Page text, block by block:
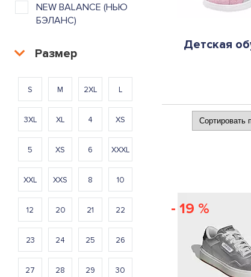
NEW BALANCE (НЬЮ
БЭЛАНС)
Размер
S M 2XL L
3XL XL 4 XS
5 XS 6 XXXL
XXL XXS 8 10
12 20 21 22
23 24 25 26
27 28 29 30
Детская
- 19 %